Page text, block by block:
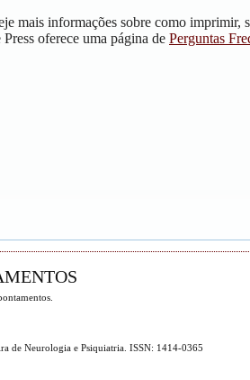
mais informações sobre como imprimir,
oferece uma página de Perguntas
de Neurologia e Psiquiatria. ISSN: 1414-0365